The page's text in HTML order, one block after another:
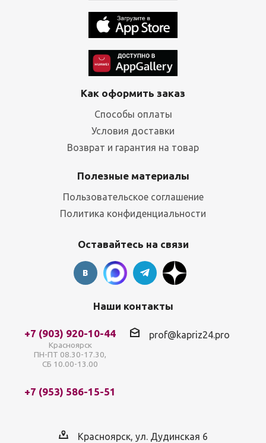
Как оформить заказ
Способы оплаты
Условия доставки
Возврат и гарантия на товар
Полезные материалы
Пользовательское соглашение
Политика конфиденциальности
Оставайтесь на связи
Наши контакты
+7 (903) 920-10-44
Красноярск
ПН-ПТ 08.30-17.30,
СБ 10.00-13.00
+7 (953) 586-15-51
prof@kapriz24.pro
Красноярск, ул. Дудинская 6